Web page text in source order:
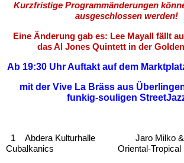
Kurzfristige Programmänderungen
ausgeschlossen werden!
Eine Änderung gab es: Lee Mayall fällt
das Al Jones Quintett in der
Ab 19:30 Uhr Auftakt auf dem
mit der Vive La Bräss aus
funkig-souligen
1 Abdera Kulturhalle Jaro Milko
Cubalkanics
Oriental-Tropical